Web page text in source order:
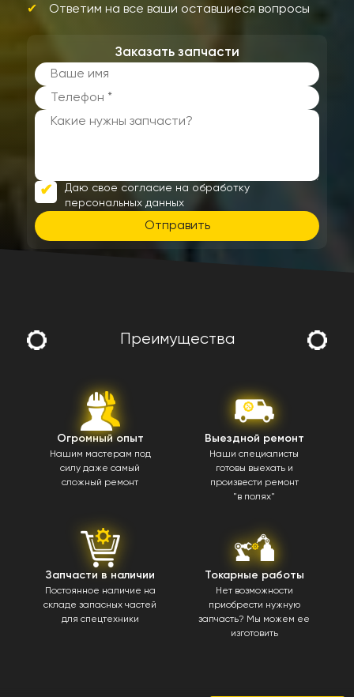
Ответим на все ваши оставшиеся вопросы
Заказать запчасти
Даю свое согласие на обработку
персональных данных
Отправить
Преимущества
Огромный опыт
Нашим мастерам под
силу даже самый
сложный ремонт
Выездной ремонт
Наши специалисты
готовы выехать и
произвести ремонт
"в полях"
Запчасти в наличии
Постоянное наличие на
складе запасных частей
для спецтехники
Токарные работы
Нет возможности
приобрести нужную
запчасть? Мы можем ее
изготовить